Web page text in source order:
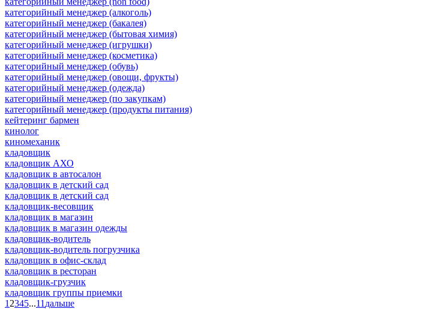
категорийный менеджер (алкоголь)
категорийный менеджер (бакалея)
категорийный менеджер (бытовая химия)
категорийный менеджер (игрушки)
категорийный менеджер (косметика)
категорийный менеджер (обувь)
категорийный менеджер (овощи, фрукты)
категорийный менеджер (одежда)
категорийный менеджер (по закупкам)
категорийный менеджер (продукты питания)
кейтеринг бармен
кинолог
киномеханик
кладовщик
кладовщик АХО
кладовщик в автосалон
кладовщик в детский сад
кладовщик в детский сад
кладовщик-весовщик
кладовщик в магазин
кладовщик в магазин одежды
кладовщик-водитель
кладовщик-водитель погрузчика
кладовщик в офис-склад
кладовщик в ресторан
кладовщик-грузчик
кладовщик группы приемки
1 2345...11 дальше